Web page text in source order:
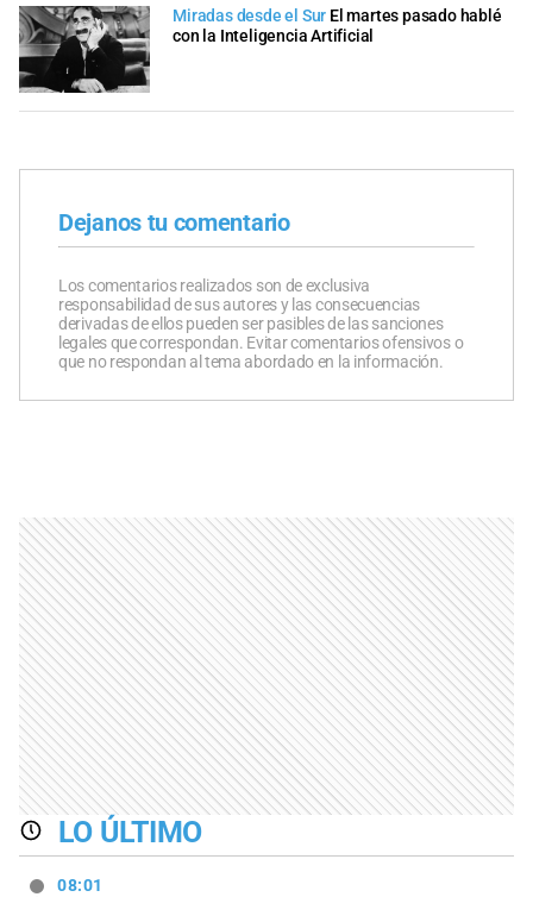
Miradas desde el Sur El martes pasado hablé
con la Inteligencia Artificial
Dejanos tu comentario
Los comentarios realizados son de exclusiva
responsabilidad de sus autores y las consecuencias
derivadas de ellos pueden ser pasibles de las sanciones
legales que correspondan. Evitar comentarios ofensivos o
que no respondan al tema abordado en la información.
LO ÚLTIMO
08:01